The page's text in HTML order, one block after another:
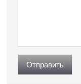
Отправить